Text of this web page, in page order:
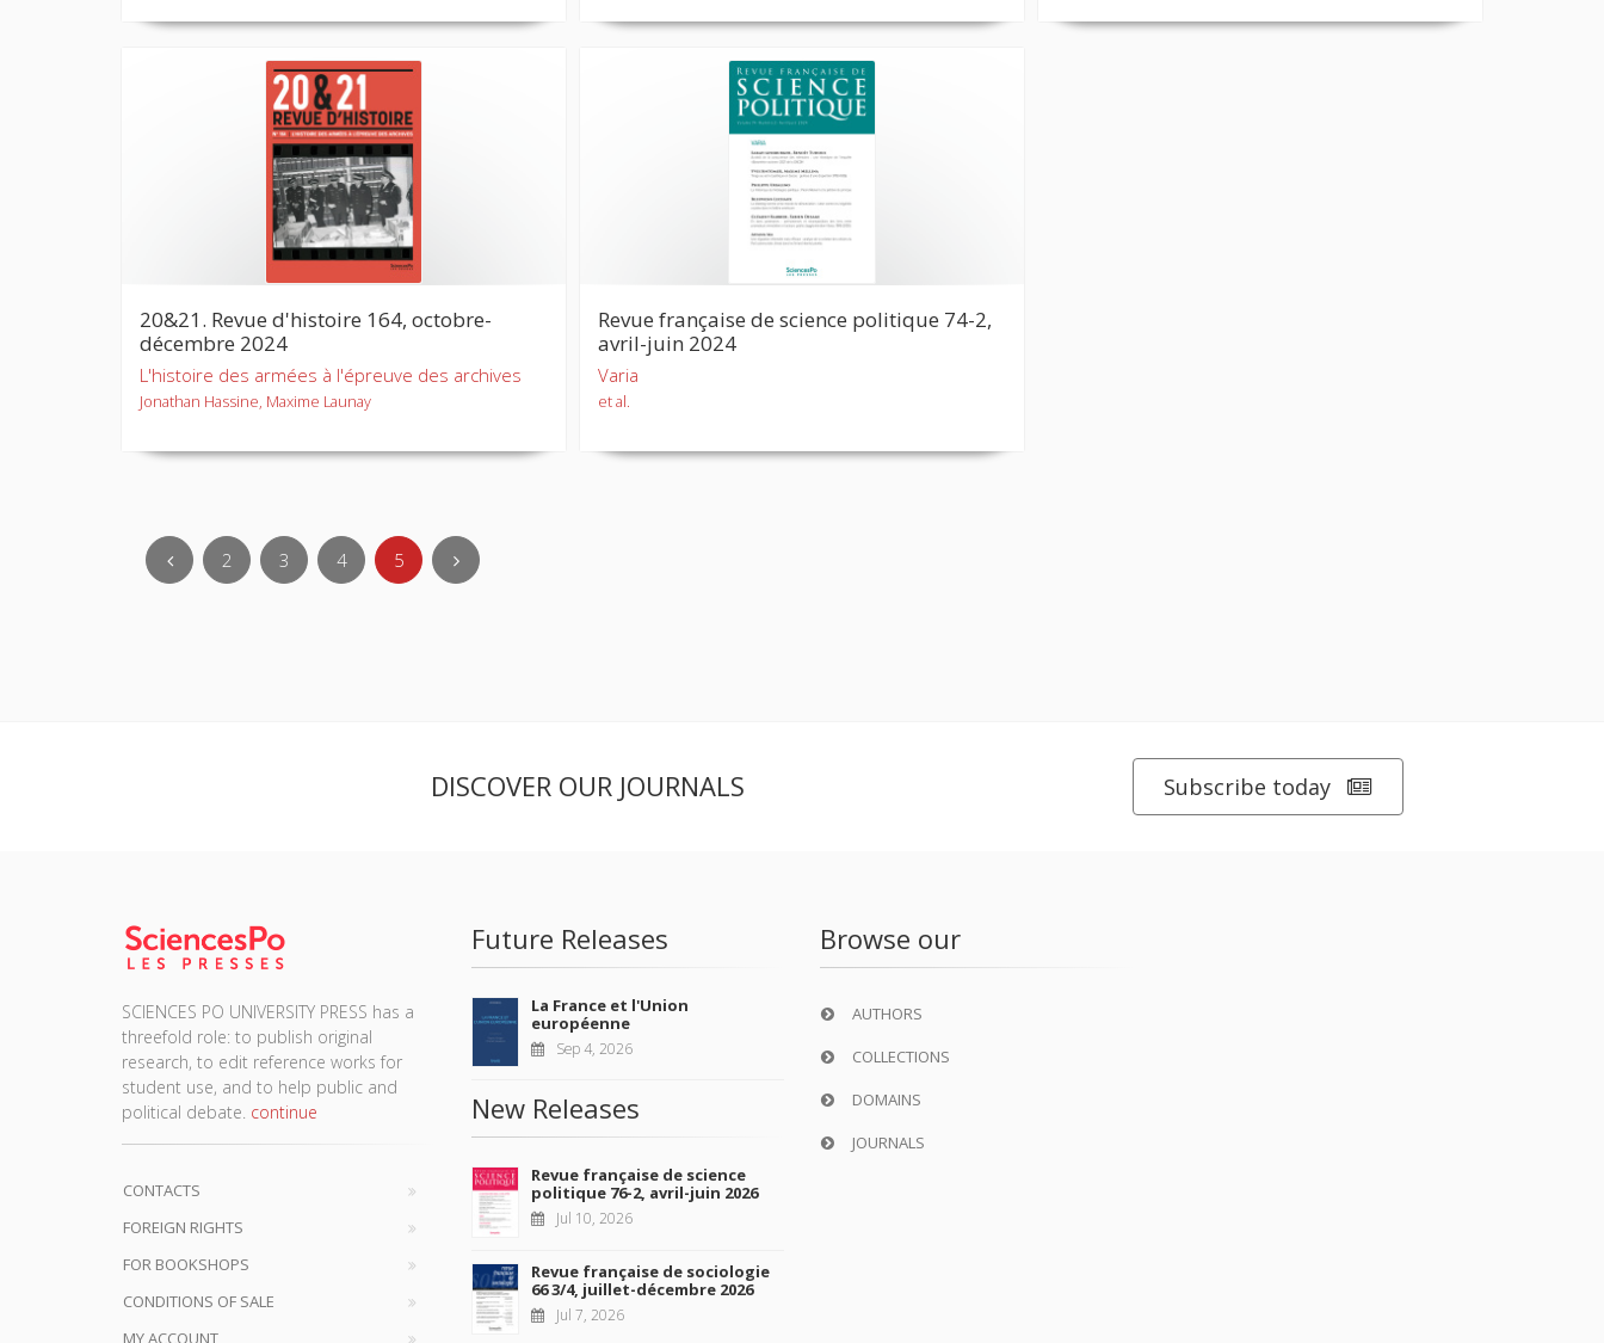
20&21. Revue d'histoire 164, octobre-
décembre 2024
L'histoire des armées à l'épreuve des archives
Jonathan Hassine, Maxime Launay
Revue française de science politique 74-2,
avril-juin 2024
Varia
et al.
2 3 4 5
DISCOVER OUR JOURNALS Subscribe today
SCIENCES PO UNIVERSITY PRESS has a
threefold role: to publish original
research, to edit reference works for
student use, and to help public and
political debate. continue
CONTACTS
FOREIGN RIGHTS
FOR BOOKSHOPS
CONDITIONS OF SALE
MY ACCOUNT
Future Releases
La France et l'Union
européenne
Sep 4, 2026
New Releases
Revue française de science
politique 76-2, avril-juin 2026
Jul 10, 2026
Revue française de sociologie
66 3/4, juillet-décembre 2026
Jul 7, 2026
Browse our
AUTHORS
COLLECTIONS
DOMAINS
JOURNALS